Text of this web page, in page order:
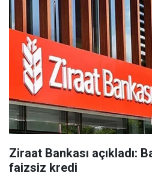
Ziraat Bankası açıkladı:
faizsiz kredi